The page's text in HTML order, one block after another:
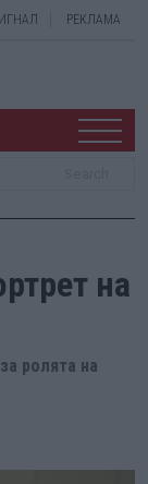
РЕКЛАМА
на
ролята на